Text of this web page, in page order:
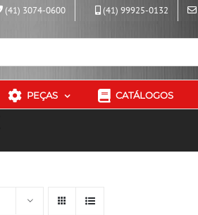
(41) 3074-0600 (41) 99925-0132
PEÇAS CATÁLOGOS